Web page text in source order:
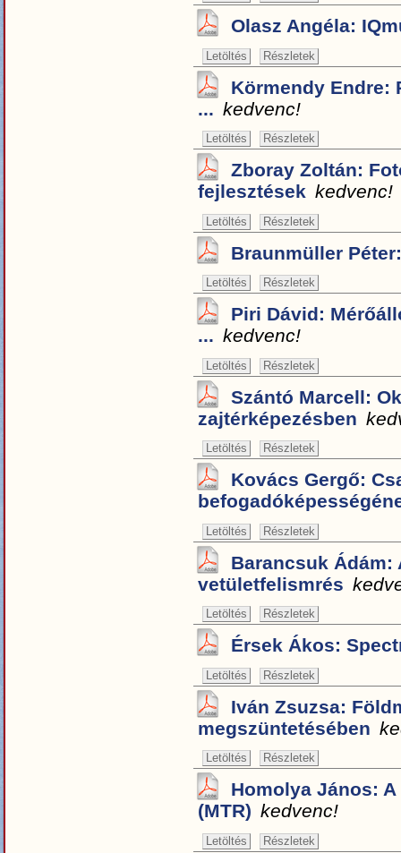
Olasz Angéla:
Letöltés Részletek
Körmendy Endre:
... kedvenc!
Letöltés Részletek
Zboray Zoltán:
fejlesztések kedvenc!
Letöltés Részletek
Braunmüller
Letöltés Részletek
Piri Dávid:
... kedvenc!
Letöltés Részletek
Szántó Marcell:
zajtérképezésben
Letöltés Részletek
Kovács Gergő:
Letöltés Részletek
Barancsuk Ádám:
vetületfelismrés
Letöltés Részletek
Érsek Ákos:
Letöltés Részletek
Iván Zsuzsa:
megszüntetésében
Letöltés Részletek
Homolya János:
(MTR) kedvenc!
Letöltés Részletek